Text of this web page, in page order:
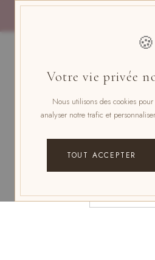
🍪
Votre vie privée
Nous utilisons des cookies
analyser notre trafic et
TOUT ACCEPTER